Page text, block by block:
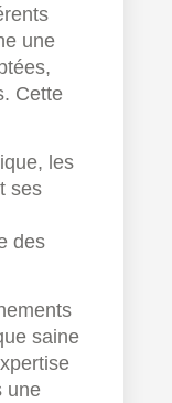
une
Cette
les
ses
des
saine
une